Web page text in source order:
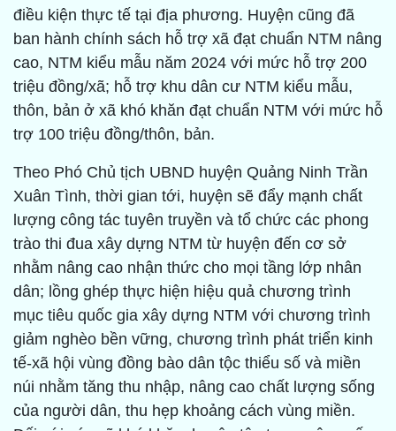
điều kiện thực tế tại địa phương. Huyện cũng đã
ban hành chính sách hỗ trợ xã đạt chuẩn NTM nâng
cao, NTM kiểu mẫu năm 2024 với mức hỗ trợ 200
triệu đồng/xã; hỗ trợ khu dân cư NTM kiểu mẫu,
thôn, bản ở xã khó khăn đạt chuẩn NTM với mức hỗ
trợ 100 triệu đồng/thôn, bản.
Theo Phó Chủ tịch UBND huyện Quảng Ninh Trần
Xuân Tình, thời gian tới, huyện sẽ đẩy mạnh chất
lượng công tác tuyên truyền và tổ chức các phong
trào thi đua xây dựng NTM từ huyện đến cơ sở
nhằm nâng cao nhận thức cho mọi tầng lớp nhân
dân; lồng ghép thực hiện hiệu quả chương trình
mục tiêu quốc gia xây dựng NTM với chương trình
giảm nghèo bền vững, chương trình phát triển kinh
tế-xã hội vùng đồng bào dân tộc thiểu số và miền
núi nhằm tăng thu nhập, nâng cao chất lượng sống
của người dân, thu hẹp khoảng cách vùng miền.